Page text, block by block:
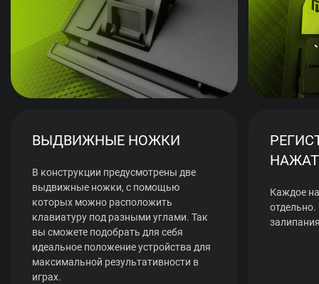
ВЫДВИЖНЫЕ НОЖКИ
В конструкции предусмотрены две
выдвижные ножки, с помощью
которых можно расположить
клавиатуру под разными углами. Так
вы сможете подобрать для себя
идеальное положение устройства для
максимальной результативности в
играх.
Каждое